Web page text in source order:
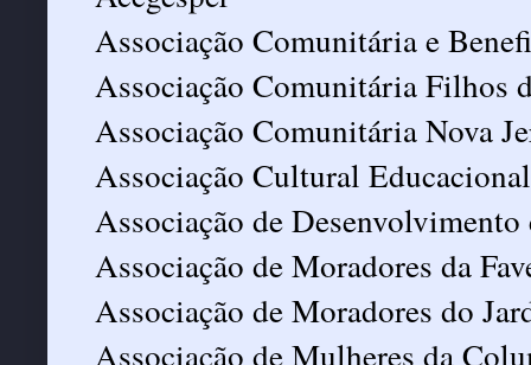
Associação Comunitária e
Associação Comunitária Filhos
Associação Comunitária Nova
Associação Cultural
Associação de
Associação de Moradores da
Associação de Moradores do
Associação de Mulheres da